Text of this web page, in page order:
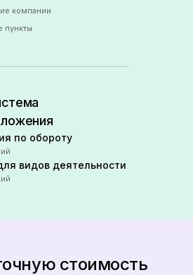
компании
пункты
по обороту
видов деятельности
стоимость